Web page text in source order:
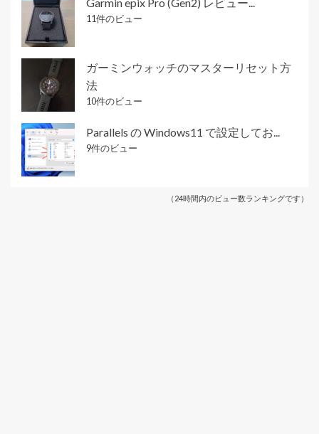
11件のビュー
ガーミンウォッチのマスターリセット方
法
10件のビュー
Parallels の Windows11 で設定してお...
9件のビュー
（24時間内のビュー数ランキングです）